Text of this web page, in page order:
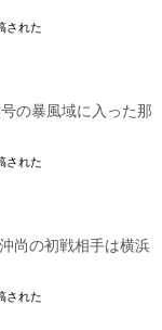
された
の暴風域に入った那
された
尚の初戦相手は横浜
された